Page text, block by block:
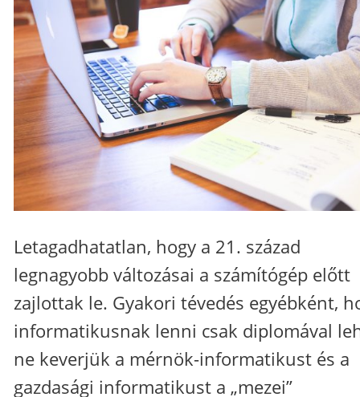
Letagadhatatlan, hogy a 21. század
legnagyobb változásai a számítógép előtt
zajlottak le. Gyakori tévedés egyébként,
informatikusnak lenni csak diplomával
ne keverjük a mérnök-informatikust és a
gazdasági informatikust a „mezei”